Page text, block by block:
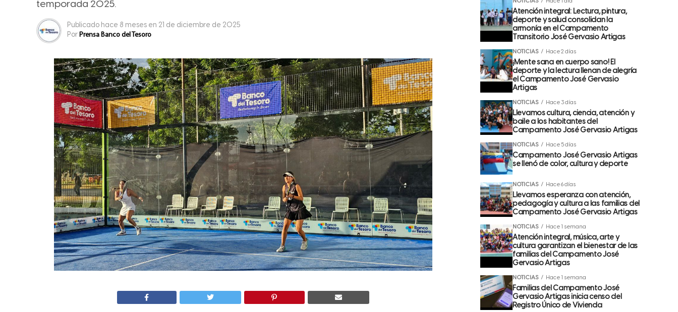
temporada 2025.
Publicado hace 8 meses en 21 de diciembre de 2025
Por Prensa Banco del Tesoro
Atención integral: Lectura, pintura,
deporte y salud consolidan la
armonía en el Campamento
Transitorio José Gervasio Artigas
NOTICIAS Hace 2 días
¡Mente sana en cuerpo sano! El
deporte y la lectura llenan de alegría
el Campamento José Gervasio
Artigas
NOTICIAS Hace 3 días
Llevamos cultura, ciencia, atención y
baile a los habitantes del
Campamento José Gervasio Artigas
NOTICIAS Hace 5 días
Campamento José Gervasio Artigas
se llenó de color, cultura y deporte
NOTICIAS Hace 6 días
Llevamos esperanza con atención,
pedagogía y cultura a las familias del
Campamento José Gervasio Artigas
NOTICIAS Hace 1 semana
Atención integral, música, arte y
cultura garantizan el bienestar de las
familias del Campamento José
Gervasio Artigas
NOTICIAS Hace 1 semana
Familias del Campamento José
Gervasio Artigas inicia censo del
Registro Único de Vivienda